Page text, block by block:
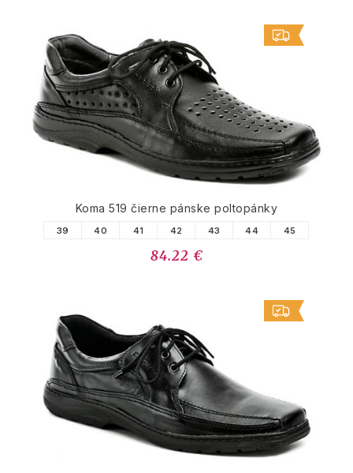
Koma 519 čierne pánske poltopánky
39 40 41 42 43 44 45
84.22 €